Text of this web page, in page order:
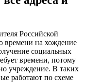
Российской
времени на хождение
социальных
времени, потому
учреждение. В таких
работают по схеме